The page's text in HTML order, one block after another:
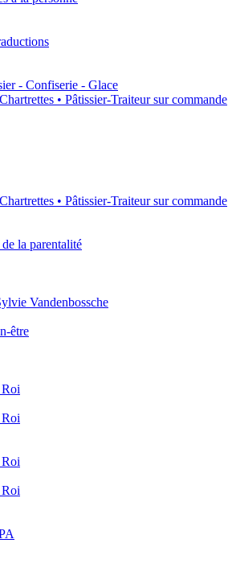
- Confiserie - Glace
• Pâtissier-Traiteur sur commande
• Pâtissier-Traiteur sur commande
la parentalité
Vandenbossche
être